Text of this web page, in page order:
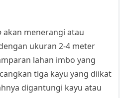
akan menerangi atau
ukuran 2-4 meter
lahan imbo yang
tiga kayu yang diikat
digantungi kayu atau